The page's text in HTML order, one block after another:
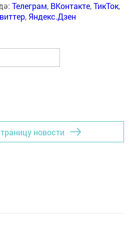
Телеграм, ВКонтакте,ТикТок,
, Яндекс.Дзен
новости